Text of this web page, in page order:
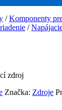
/Komponenty
/
zdroj
Značka: Zdroje